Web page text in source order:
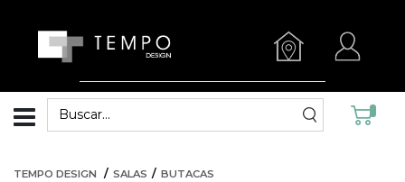
TEMPO DESIGN SALAS BUTACAS